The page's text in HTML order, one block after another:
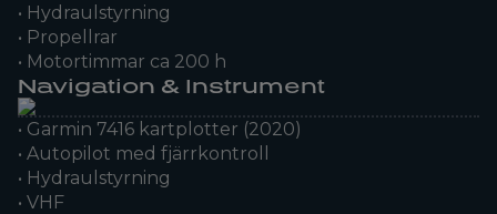
• Hydraulstyrning
• Propellrar
• Motortimmar ca 200 h
Navigation & Instrument
• Garmin 7416 kartplotter (2020)
• Autopilot med fjärrkontroll
• Hydraulstyrning
• VHF